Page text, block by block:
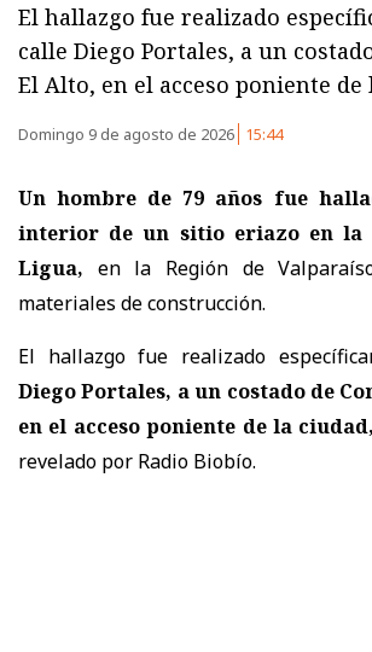
El hallazgo fue realizado
calle Diego Portales, a un
El Alto, en el acceso poniente de
Domingo 9 de agosto de 2026 15:44
Un hombre de 79 años fue
interior de un sitio eriazo en la
Ligua, en la Región de
materiales de construcción.
El hallazgo fue realizado
Diego Portales, a un costado de
en el acceso poniente de la ciudad,
revelado por Radio Biobío.